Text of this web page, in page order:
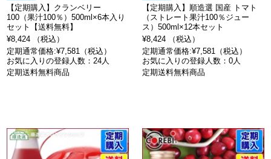
【定期購入】クランベリー
100（果汁100％）500ml×6本入り
セット【送料無料】
¥8,424 （税込）
定期通常価格:¥7,581（税込）
お気に入りの登録人数：24人
定期送料無料商品
【定期購入】順造選 国産 トマト
（ストレート果汁100％ジュー
ス）500ml×12本セット
¥8,424 （税込）
定期通常価格:¥7,581（税込）
お気に入りの登録人数：0人
定期送料無料商品